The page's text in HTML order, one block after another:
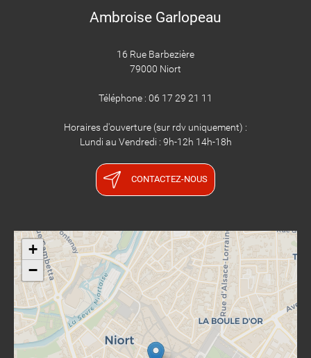
Ambroise Garlopeau
16 Rue Barbezière
79000 Niort
Téléphone : 06 17 29 21 11
Horaires d'ouverture (sur rdv uniquement) :
Lundi au Vendredi : 9h-12h 14h-18h
CONTACTEZ-NOUS
+
−